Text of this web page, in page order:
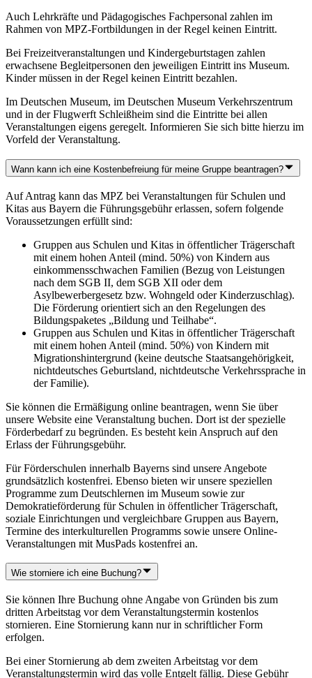
Auch Lehrkräfte und Pädagogisches Fachpersonal zahlen im
Rahmen von MPZ-Fortbildungen in der Regel keinen Eintritt.
Bei Freizeitveranstaltungen und Kindergeburtstagen zahlen
erwachsene Begleitpersonen den jeweiligen Eintritt ins Museum.
Kinder müssen in der Regel keinen Eintritt bezahlen.
Im Deutschen Museum, im Deutschen Museum Verkehrszentrum
und in der Flugwerft Schleißheim sind die Eintritte bei allen
Veranstaltungen eigens geregelt. Informieren Sie sich bitte hierzu im
Vorfeld der Veranstaltung.
Wann kann ich eine Kostenbefreiung für meine Gruppe beantragen?
Auf Antrag kann das MPZ bei Veranstaltungen für Schulen und
Kitas aus Bayern die Führungsgebühr erlassen, sofern folgende
Voraussetzungen erfüllt sind:
Gruppen aus Schulen und Kitas in öffentlicher Trägerschaft
mit einem hohen Anteil (mind. 50%) von Kindern aus
einkommensschwachen Familien (Bezug von Leistungen
nach dem SGB II, dem SGB XII oder dem
Asylbewerbergesetz bzw. Wohngeld oder Kinderzuschlag).
Die Förderung orientiert sich an den Regelungen des
Bildungspaketes „Bildung und Teilhabe“.
Gruppen aus Schulen und Kitas in öffentlicher Trägerschaft
mit einem hohen Anteil (mind. 50%) von Kindern mit
Migrationshintergrund (keine deutsche Staatsangehörigkeit,
nichtdeutsches Geburtsland, nichtdeutsche Verkehrssprache in
der Familie).
Sie können die Ermäßigung online beantragen, wenn Sie über
unsere Website eine Veranstaltung buchen. Dort ist der spezielle
Förderbedarf zu begründen. Es besteht kein Anspruch auf den
Erlass der Führungsgebühr.
Für Förderschulen innerhalb Bayerns sind unsere Angebote
grundsätzlich kostenfrei. Ebenso bieten wir unsere speziellen
Programme zum Deutschlernen im Museum sowie zur
Demokratieförderung für Schulen in öffentlicher Trägerschaft,
soziale Einrichtungen und vergleichbare Gruppen aus Bayern,
Termine des interkulturellen Programms sowie unsere Online-
Veranstaltungen mit MusPads kostenfrei an.
Wie storniere ich eine Buchung?
Sie können Ihre Buchung ohne Angabe von Gründen bis zum
dritten Arbeitstag vor dem Veranstaltungstermin kostenlos
stornieren. Eine Stornierung kann nur in schriftlicher Form
erfolgen.
Bei einer Stornierung ab dem zweiten Arbeitstag vor dem
Veranstaltungstermin wird das volle Entgelt fällig. Diese Gebühr